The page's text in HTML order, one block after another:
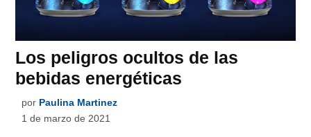
Los peligros ocultos de las
bebidas energéticas
por Paulina Martinez
1 de marzo de 2021